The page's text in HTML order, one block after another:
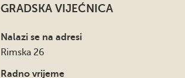
GRADSKA VIJEĆNICA
Nalazi se na adresi
Rimska 26
Radno vrijeme